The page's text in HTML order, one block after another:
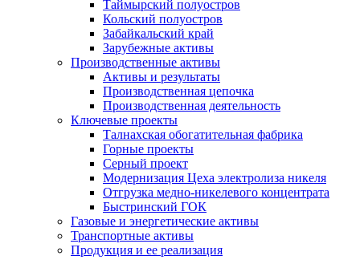
Таймырский полуостров
Кольский полуостров
Забайкальский край
Зарубежные активы
Производственные активы
Активы и результаты
Производственная цепочка
Производственная деятельность
Ключевые проекты
Талнахская обогатительная фабрика
Горные проекты
Серный проект
Модернизация Цеха электролиза никеля
Отгрузка медно-никелевого концентрата
Быстринский ГОК
Газовые и энергетические активы
Транспортные активы
Продукция и ее реализация